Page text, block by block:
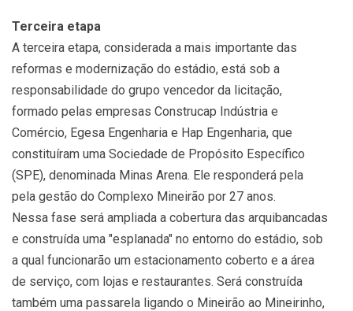
Terceira etapa
A terceira etapa, considerada a mais importante das
reformas e modernização do estádio, está sob a
responsabilidade do grupo vencedor da licitação,
formado pelas empresas Construcap Indústria e
Comércio, Egesa Engenharia e Hap Engenharia, que
constituíram uma Sociedade de Propósito Específico
(SPE), denominada Minas Arena. Ele responderá pela
pela gestão do Complexo Mineirão por 27 anos.
Nessa fase será ampliada a cobertura das arquibancadas
e construída uma "esplanada" no entorno do estádio, sob
a qual funcionarão um estacionamento coberto e a área
de serviço, com lojas e restaurantes. Será construída
também uma passarela ligando o Mineirão ao Mineirinho,